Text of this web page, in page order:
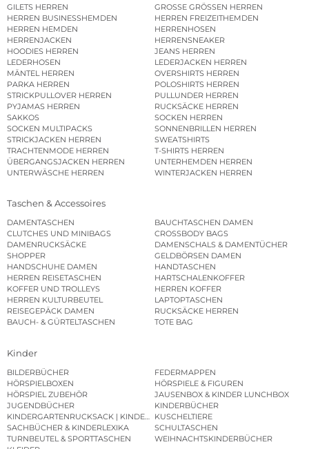
GILETS HERREN
GROSSE GRÖSSEN HERREN
HERREN BUSINESSHEMDEN
HERREN FREIZEITHEMDEN
HERREN HEMDEN
HERRENHOSEN
HERRENJACKEN
HERRENSNEAKER
HOODIES HERREN
JEANS HERREN
LEDERHOSEN
LEDERJACKEN HERREN
MÄNTEL HERREN
OVERSHIRTS HERREN
PARKA HERREN
POLOSHIRTS HERREN
STRICKPULLOVER HERREN
PULLUNDER HERREN
PYJAMAS HERREN
RUCKSÄCKE HERREN
SAKKOS
SOCKEN HERREN
SOCKEN MULTIPACKS
SONNENBRILLEN HERREN
STRICKJACKEN HERREN
SWEATSHIRTS
TRACHTENMODE HERREN
T-SHIRTS HERREN
ÜBERGANGSJACKEN HERREN
UNTERHEMDEN HERREN
UNTERWÄSCHE HERREN
WINTERJACKEN HERREN
Taschen & Accessoires
DAMENTASCHEN
BAUCHTASCHEN DAMEN
CLUTCHES UND MINIBAGS
CROSSBODY BAGS
DAMENRUCKSÄCKE
DAMENSCHALS & DAMENTÜCHER
SHOPPER
GELDBÖRSEN DAMEN
HANDSCHUHE DAMEN
HANDTASCHEN
HERREN REISETASCHEN
HARTSCHALENKOFFER
KOFFER UND TROLLEYS
HERREN KOFFER
HERREN KULTURBEUTEL
LAPTOPTASCHEN
REISEGEPÄCK DAMEN
RUCKSÄCKE HERREN
BAUCH- & GÜRTELTASCHEN
TOTE BAG
Kinder
BILDERBÜCHER
FEDERMAPPEN
HÖRSPIELBOXEN
HÖRSPIELE & FIGUREN
HÖRSPIEL ZUBEHÖR
JAUSENBOX & KINDER LUNCHBOX
JUGENDBÜCHER
KINDERBÜCHER
KINDERGARTENRUCKSACK | KINDERGARTENBEUTEL
KUSCHELTIERE
SACHBÜCHER & KINDERLEXIKA
SCHULTASCHEN
TURNBEUTEL & SPORTTASCHEN
WEIHNACHTSKINDERBÜCHER